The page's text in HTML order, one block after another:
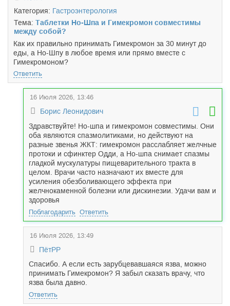
Категория: Гастроэнтерология
Тема: Таблетки Но-Шпа и Гимекромон совместимы
между собой?
Как их правильно принимать Гимекромон за 30 минут до
еды, а Но-Шпу в любое время или прямо вместе с
Гимекромоном?
Ответить
16 Июля 2026, 13:46
Борис Леонидович
Здравствуйте! Но-шпа и гимекромон совместимы. Они
оба являются спазмолитиками, но действуют на
разные звенья ЖКТ: гимекромон расслабляет желчные
протоки и сфинктер Одди, а Но-шпа снимает спазмы
гладкой мускулатуры пищеварительного тракта в
целом. Врачи часто назначают их вместе для
усиления обезболивающего эффекта при
желчнокаменной болезни или дискинезии. Удачи вам и
здоровья
Поблагодарить Ответить
16 Июля 2026, 13:49
ПётРР
Спасибо. А если есть зарубцевавшаяся язва, можно
принимать Гимекромон? Я забыл сказать врачу, что
язва была давно.
Ответить